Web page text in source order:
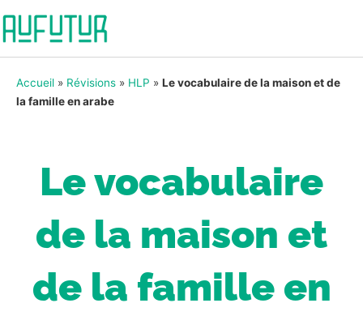
Accueil » Révisions » HLP » Le vocabulaire de la maison et de
la famille en arabe
Le vocabulaire
de la maison et
de la famille en